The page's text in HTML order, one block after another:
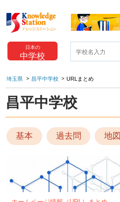
日本の
中学校
埼玉県 昌平中学校 URLまとめ
昌平中学校
基本 過去問 地図